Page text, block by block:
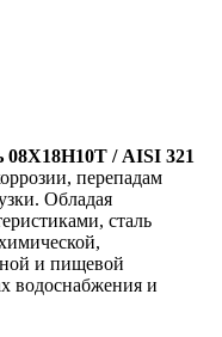
/ AISI 321
перепадам
Обладая
сталь
и пищевой
водоснабжения и